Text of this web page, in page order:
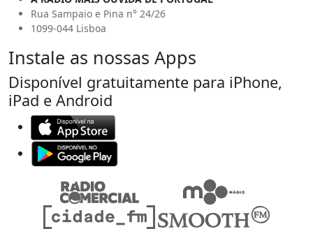
Rua Sampaio e Pina n° 24/26
1099-044 Lisboa
Instale as nossas Apps
Disponível gratuitamente para iPhone,
iPad e Android